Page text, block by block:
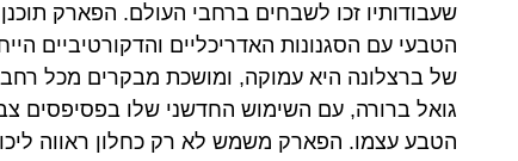
שעבודותיו זכו לשבחים ברחבי העולם. הפארק
הטבעי עם הסגנונות האדריכליים והדקורטיביים
של ברצלונה היא עמוקה, ומושכת מבקרים מכל
גואל ברורה, עם השימוש החדשני שלו בפסיפסים
הטבע עצמו. הפארק משמש לא רק כחלון ראווה